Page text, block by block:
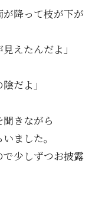
が降って枝が下が
えたんだよ」
だよ」
きながら
ました。
少しずつお披露